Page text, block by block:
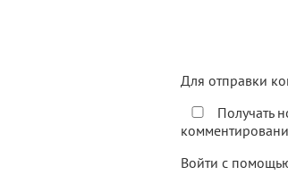
Для отправки
Получать
Войти с